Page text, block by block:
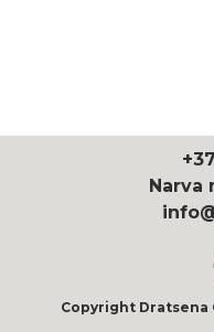
Narva
Copyright Dratsena